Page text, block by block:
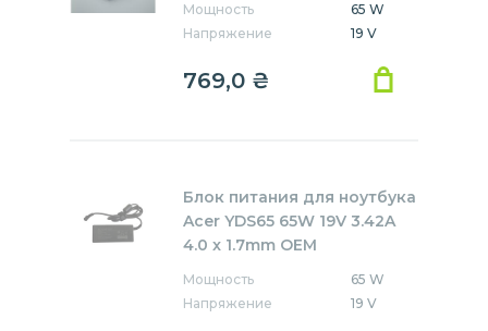
Мощность
65 W
Напряжение
19 V
769,0 ₴
Блок питания для ноутбука
Acer YDS65 65W 19V 3.42A
4.0 x 1.7mm OEM
Мощность
65 W
Напряжение
19 V